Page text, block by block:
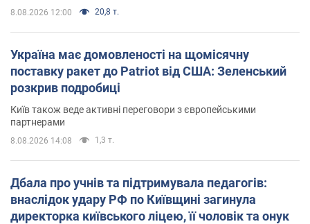
8.08.2026 12:00 20,8 т.
Україна має домовленості на щомісячну
поставку ракет до Patriot від США: Зеленський
розкрив подробиці
Київ також веде активні переговори з європейськими
партнерами
8.08.2026 14:08 1,3 т.
Дбала про учнів та підтримувала педагогів:
внаслідок удару РФ по Київщині загинула
директорка київського ліцею, її чоловік та онук